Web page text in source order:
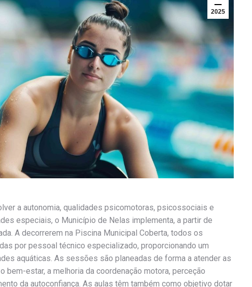
2025
a autonomia, qualidades psicomotoras, psicossociais e
especiais, o Município de Nelas implementa, a partir de
A decorrerem na Piscina Municipal Coberta, todos os
por pessoal técnico especializado, proporcionando um
aquáticas. As sessões são planeadas de forma a atender as
estar, a melhoria da coordenação motora, perceção
da autoconfiança. As aulas têm também como objetivo dotar